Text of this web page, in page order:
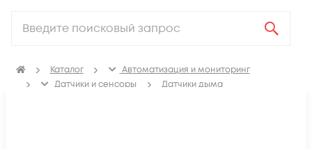
Каталог
Автоматизация и мониторинг
Датчики и сенсоры
Датчики дыма